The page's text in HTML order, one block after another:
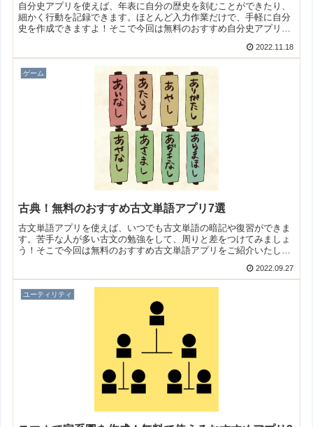
自分史アプリを使えば、年表に自分の歴史を刻むことができたり、
細かく行動を記録できます。ほとんど入力作業だけで、手軽に自分
史を作成できますよ！そこで今回は無料のおすすめ自分史アプリを
2022.11.18
ゲーム
古典！無料のおすすめ古文単語アプリ7選
古文単語アプリを使えば、いつでも古文単語の暗記や復習ができま
す。苦手な人が多い古文の勉強をして、周りと差をつけてみましょ
う！そこで今回は無料のおすすめ古文単語アプリをご紹介いたしま
2022.09.27
ユーティリティ